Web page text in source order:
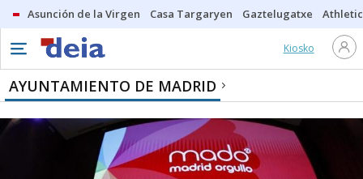
Asunción de la Virgen Casa Targaryen Gaztelugatxe Athletic
Kiosko
AYUNTAMIENTO DE MADRID